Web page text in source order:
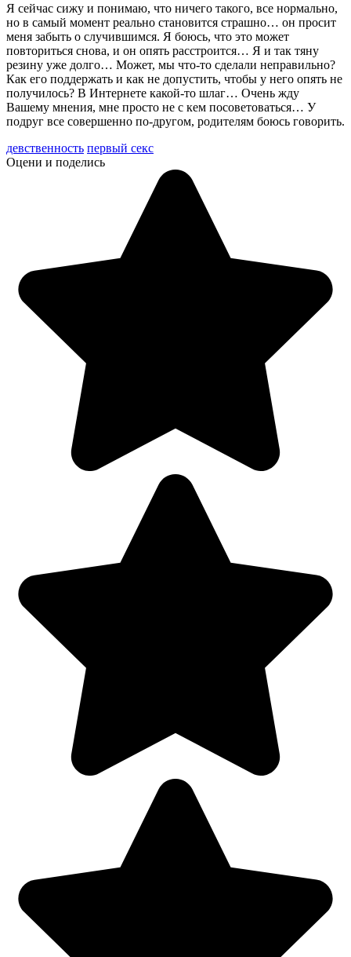
Я сейчас сижу и понимаю, что ничего такого, все нормально,
но в самый момент реально становится страшно… он просит
меня забыть о случившимся. Я боюсь, что это может
повториться снова, и он опять расстроится… Я и так тяну
резину уже долго… Может, мы что-то сделали неправильно?
Как его поддержать и как не допустить, чтобы у него опять не
получилось? В Интернете какой-то шлаг… Очень жду
Вашему мнения, мне просто не с кем посоветоваться… У
подруг все совершенно по-другом, родителям боюсь говорить.
девственность первый секс
Оцени и поделись